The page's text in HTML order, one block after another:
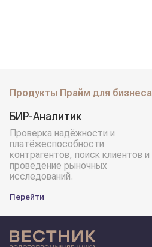
Продукты Прайм для бизнеса
БИР-Аналитик
Проверка надёжности и
платёжеспособности
контрагентов, поиск клиентов и
проведение рыночных
исследований.
Перейти